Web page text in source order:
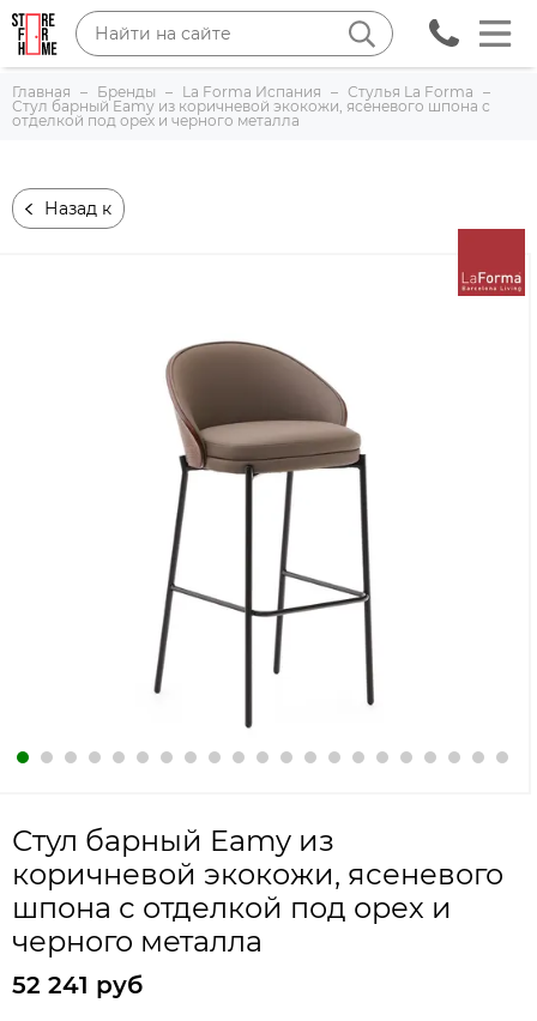
Главная Бренды La Forma Испания
Стулья La Forma
Стул барный Eamy из коричневой экокожи, ясеневого шпона с
отделкой под орех и черного металла
Назад к
Стул барный Eamy из
коричневой экокожи, ясеневого
шпона с отделкой под орех и
черного металла
52 241 руб